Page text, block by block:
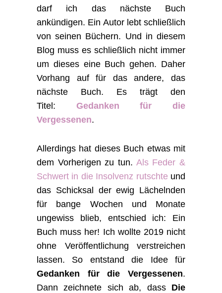
darf ich das nächste Buch
ankündigen. Ein Autor lebt schließlich
von seinen Büchern. Und in diesem
Blog muss es schließlich nicht immer
um dieses eine Buch gehen. Daher
Vorhang auf für das andere, das
nächste Buch. Es trägt den
Titel: Gedanken für die
Vergessenen.
Allerdings hat dieses Buch etwas mit
dem Vorherigen zu tun. Als Feder &
Schwert in die Insolvenz rutschte und
das Schicksal der ewig Lächelnden
für bange Wochen und Monate
ungewiss blieb, entschied ich: Ein
Buch muss her! Ich wollte 2019 nicht
ohne Veröffentlichung verstreichen
lassen. So entstand die Idee für
Gedanken für die Vergessenen.
Dann zeichnete sich ab, dass Die